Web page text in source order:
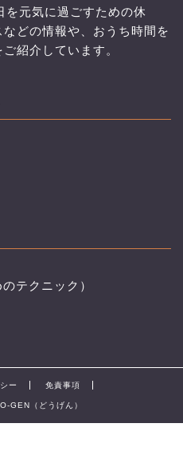
元気に過ごすための休
どの情報や、おうち時間を
紹介しています。
テクニック）
ー 免責事項
GEN（どうげん）